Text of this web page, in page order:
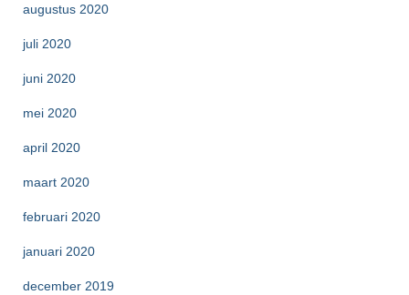
augustus 2020
juli 2020
juni 2020
mei 2020
april 2020
maart 2020
februari 2020
januari 2020
december 2019